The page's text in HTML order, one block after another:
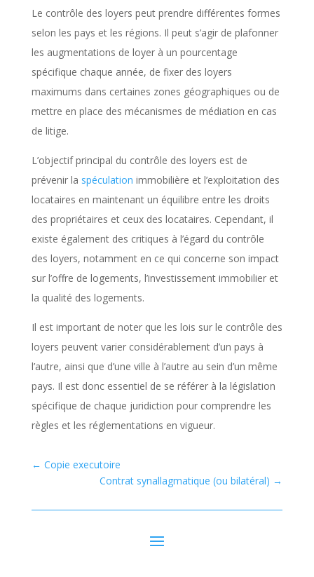
Le contrôle des loyers peut prendre différentes formes
selon les pays et les régions. Il peut s’agir de plafonner
les augmentations de loyer à un pourcentage
spécifique chaque année, de fixer des loyers
maximums dans certaines zones géographiques ou de
mettre en place des mécanismes de médiation en cas
de litige.
L’objectif principal du contrôle des loyers est de
prévenir la spéculation immobilière et l’exploitation des
locataires en maintenant un équilibre entre les droits
des propriétaires et ceux des locataires. Cependant, il
existe également des critiques à l’égard du contrôle
des loyers, notamment en ce qui concerne son impact
sur l’offre de logements, l’investissement immobilier et
la qualité des logements.
Il est important de noter que les lois sur le contrôle des
loyers peuvent varier considérablement d’un pays à
l’autre, ainsi que d’une ville à l’autre au sein d’un même
pays. Il est donc essentiel de se référer à la législation
spécifique de chaque juridiction pour comprendre les
règles et les réglementations en vigueur.
← Copie executoire
Contrat synallagmatique (ou bilatéral) →